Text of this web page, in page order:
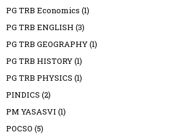
PG TRB Economics (1)
PG TRB ENGLISH (3)
PG TRB GEOGRAPHY(1)
PG TRB HISTORY(1)
PG TRB PHYSICS (1)
PINDICS (2)
PM YASASVI (1)
POCSO (5)